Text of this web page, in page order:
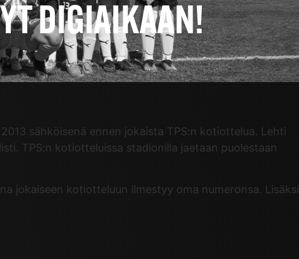
DIGIAIKAAN!
sähköisenä ennen jokaista TPS:n kotiottelua. Lehti
TPS:n kotiotteluissa stadionilla jaetaan puolestaan
jokaiseen kotiotteluun ilmestyy oma numeronsa. Lisäksi